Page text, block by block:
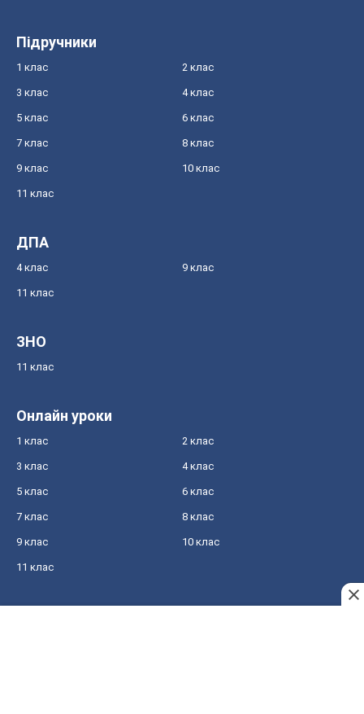
Підручники
1 клас 2 клас
3 клас 4 клас
5 клас 6 клас
7 клас 8 клас
9 клас 10 клас
11 клас
ДПА
4 клас 9 клас
11 клас
ЗНО
11 клас
Онлайн уроки
1 клас 2 клас
3 клас 4 клас
5 клас 6 клас
7 клас 8 клас
9 клас 10 клас
11 клас